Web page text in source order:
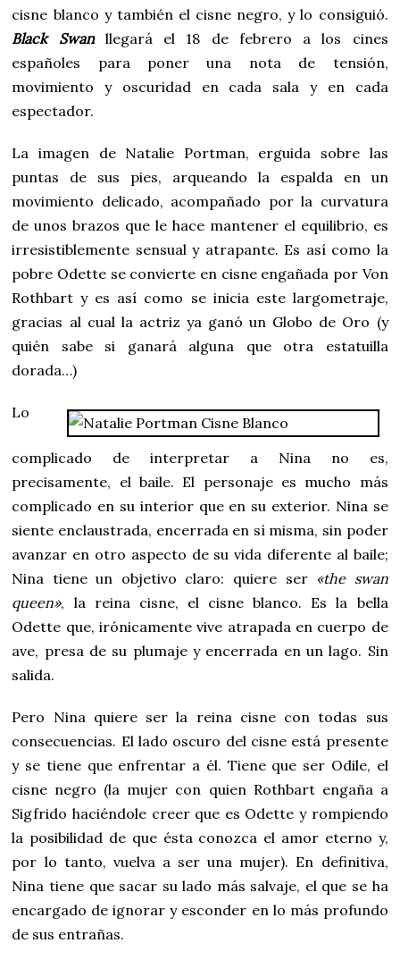
cisne blanco y también el cisne negro, y lo consiguió.
Black Swanllegará el 18 de febrero a los cines
españoles para poner una nota de tensión,
movimiento y oscuridad en cada sala y en cada
espectador.
La imagen de Natalie Portman, erguida sobre las
puntas de sus pies, arqueando la espalda en un
movimiento delicado, acompañado por la curvatura
de unos brazos que le hace mantener el equilibrio, es
irresistiblemente sensual y atrapante. Es así como la
pobre Odette se convierte en cisne engañada por Von
Rothbart y es así como se inicia este largometraje,
gracias al cual la actriz ya ganó un Globo de Oro (y
quién sabe si ganará alguna que otra estatuilla
dorada…)
Lo
complicado de interpretar a Nina no es,
precisamente, el baile. El personaje es mucho más
complicado en su interior que en su exterior. Nina se
siente enclaustrada, encerrada en sí misma, sin poder
avanzar en otro aspecto de su vida diferente al baile;
Nina tiene un objetivo claro: quiere ser «the swan
queen», la reina cisne, el cisne blanco. Es la bella
Odette que, irónicamente vive atrapada en cuerpo de
ave, presa de su plumaje y encerrada en un lago. Sin
salida.
Pero Nina quiere ser la reina cisne con todas sus
consecuencias. El lado oscuro del cisne está presente
y se tiene que enfrentar a él. Tiene que ser Odile, el
cisne negro (la mujer con quien Rothbart engaña a
Sigfrido haciéndole creer que es Odette y rompiendo
la posibilidad de que ésta conozca el amor eterno y,
por lo tanto, vuelva a ser una mujer). En definitiva,
Nina tiene que sacar su lado más salvaje, el que se ha
encargado de ignorar y esconder en lo más profundo
de sus entrañas.